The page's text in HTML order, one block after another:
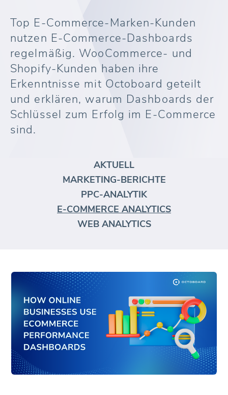
Top E-Commerce-Marken-Kunden
nutzen E-Commerce-Dashboards
regelmäßig. WooCommerce- und
Shopify-Kunden haben ihre
Erkenntnisse mit Octoboard geteilt
und erklären, warum Dashboards der
Schlüssel zum Erfolg im E-Commerce
sind.
AKTUELL
MARKETING-BERICHTE
PPC-ANALYTIK
E-COMMERCE ANALYTICS
WEB ANALYTICS